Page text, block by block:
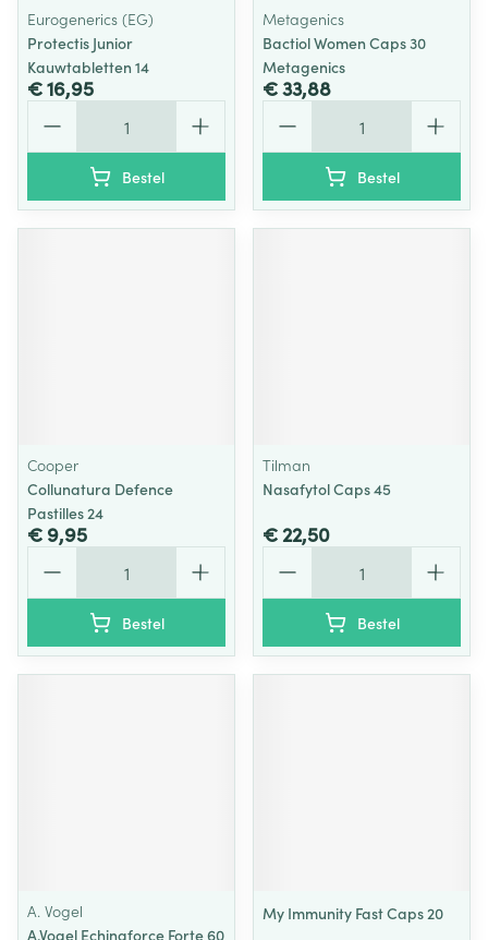
Eurogenerics (EG)
Protectis Junior
Kauwtabletten 14
€ 16,95
Bestel
Metagenics
Bactiol Women Caps 30
Metagenics
€ 33,88
Bestel
Cooper
Collunatura Defence
Pastilles 24
€ 9,95
Bestel
Tilman
Nasafytol Caps 45
€ 22,50
Bestel
A. Vogel
A.Vogel Echinaforce Forte 60
My Immunity Fast Caps 20